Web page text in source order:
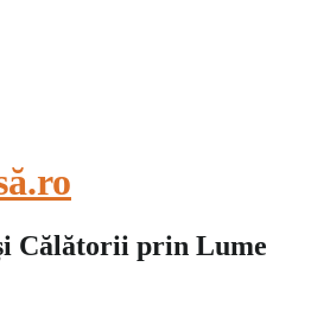
Călătorii prin Lume